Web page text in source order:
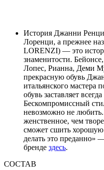
История Джанни
Лоренци, а прежнее
LORENZI) — это
знаменитости.
Лопес, Рианна, Деми
прекрасную обувь
итальянского мастера
обувь заставляет
Бескомпромиссный
невозможно не любить.
женственное, чем
сможет сшить хорошую
делать это преданно»
бренде здесь.
СОСТАВ